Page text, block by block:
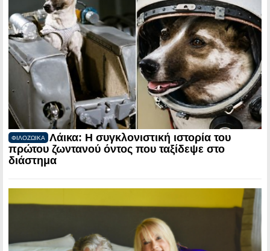
ΦΙΛΟΖΩΙΚΑ
Λάικα: Η συγκλονιστική ιστορία του
πρώτου ζωντανού όντος που ταξίδεψε στο
διάστημα